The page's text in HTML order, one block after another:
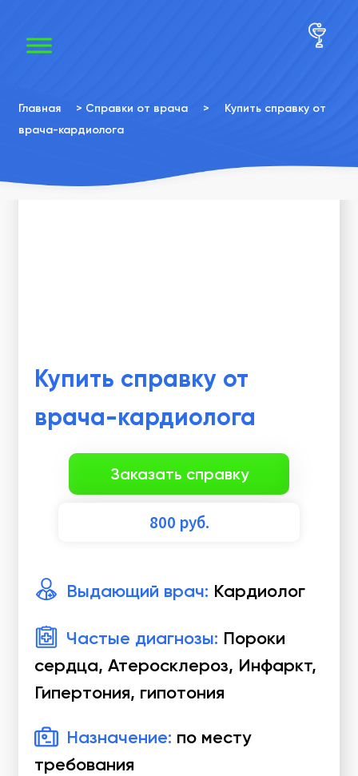
Главная > Справки от врача >
Купить справку от
врача-кардиолога
Купить справку от
врача-кардиолога
Заказать справку
800 руб.
Выдающий врач: Кардиолог
Частые диагнозы: Пороки
сердца, Атеросклероз, Инфаркт,
Гипертония, гипотония
Назначение: по месту
требования